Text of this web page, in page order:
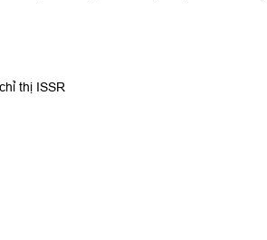
thị ISSR